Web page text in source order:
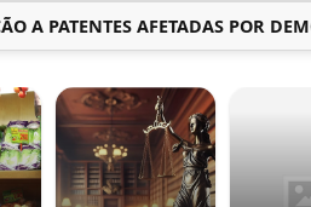
A PATENTES AFETADAS POR